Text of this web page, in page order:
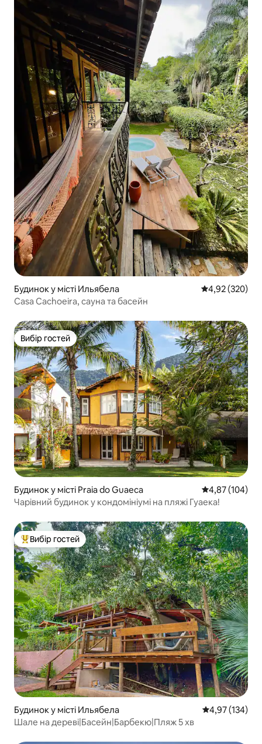
Будинок у місті Ильябела Середня
4,92 (320)
Casa Cachoeira, сауна та басейн
Вибір гостей
Вибір гостей
Будинок у місті Praia do Guaeca Середня
4,87 (104)
Чарівний будинок у кондомініумі на пляжі Гуаека!
Топ вибір гостей
Вибір гостей
Будинок у місті Ильябела Середня
4,97 (134)
Шале на дереві|Басейн|Барбекю|Пляж 5 хв